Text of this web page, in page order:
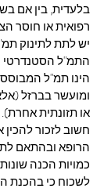
בלעדית, בין אם
רפואית או חוסר
יש לתת לתינוק
התמ"ל הסטנדרטי
הינו תמ"ל
ומועשר בברזל
או תזונתית אחרת).
חשוב לזכור
הרופא ובהתאם
כמויות הכנה
לשכוח כי בהכנת